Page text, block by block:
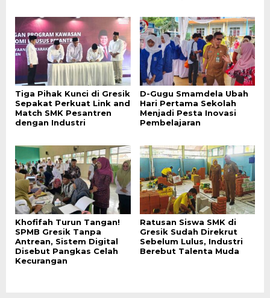
Tiga Pihak Kunci di Gresik
Sepakat Perkuat Link and
Match SMK Pesantren
dengan Industri
D-Gugu Smamdela Ubah
Hari Pertama Sekolah
Menjadi Pesta Inovasi
Pembelajaran
Khofifah Turun Tangan!
SPMB Gresik Tanpa
Antrean, Sistem Digital
Disebut Pangkas Celah
Kecurangan
Ratusan Siswa SMK di
Gresik Sudah Direkrut
Sebelum Lulus, Industri
Berebut Talenta Muda